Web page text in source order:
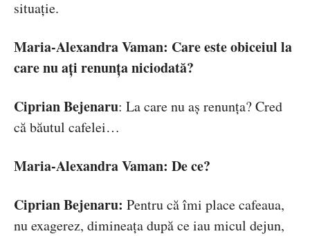
situație.
Maria-Alexandra Vaman: Care este obiceiul la
care nu ați renunța niciodată?
Ciprian Bejenaru: La care nu aș renunța? Cred
că băutul cafelei…
Maria-Alexandra Vaman: De ce?
Ciprian Bejenaru: Pentru că îmi place cafeaua,
nu exagerez, dimineața după ce iau micul dejun,